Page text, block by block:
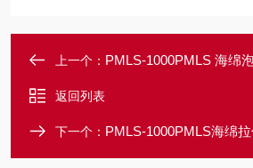
上一个： PMLS-1000PMLS 海绵
返回列表
下一个： PMLS-1000PMLS海绵